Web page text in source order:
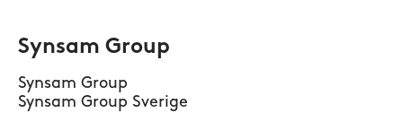
Synsam Group
Synsam Group
Synsam Group Sverige